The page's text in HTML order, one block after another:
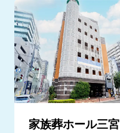
家族葬ホール三宮